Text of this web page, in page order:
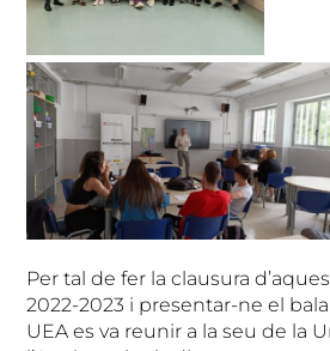
Per tal de fer la clausura
2022-2023 i presentar-ne el
UEA es va reunir a la seu de la